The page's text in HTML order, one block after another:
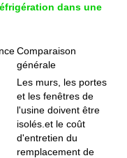
dans une
Comparaison
générale
Les murs, les portes
et les fenêtres de
l'usine doivent être
isolés.et le coût
d'entretien du
remplacement de